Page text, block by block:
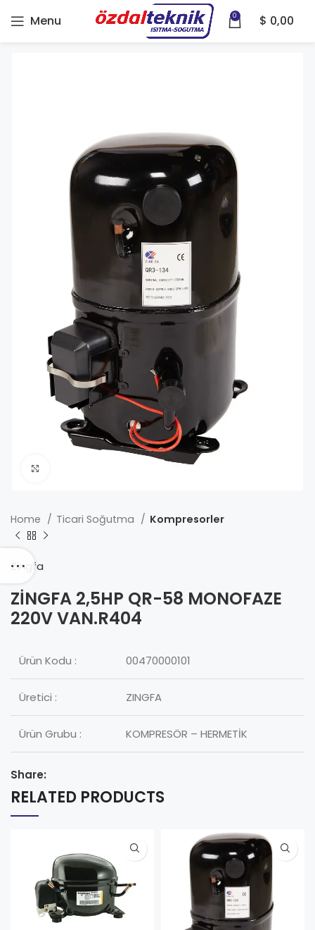
Menu 0 $ 0,00
Home Ticari Soğutma Kompresorler
Zingfa
ZİNGFA 2,5HP QR-58 MONOFAZE
220V VAN.R404
Ürün Kodu : 00470000101
Üretici : ZINGFA
Ürün Grubu : KOMPRESÖR – HERMETİK
Share:
RELATED PRODUCTS